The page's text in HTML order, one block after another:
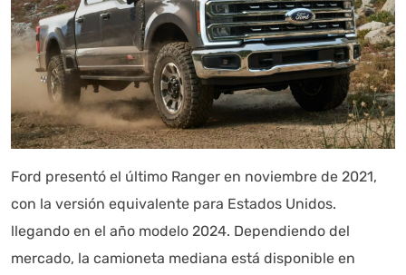
Ford presentó el último Ranger en noviembre de 2021,
con la versión equivalente para Estados Unidos.
llegando en el año modelo 2024. Dependiendo del
mercado, la camioneta mediana está disponible en